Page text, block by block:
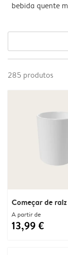
bebida quente
285 produtos
Começar de raiz
A partir de
13,99 €